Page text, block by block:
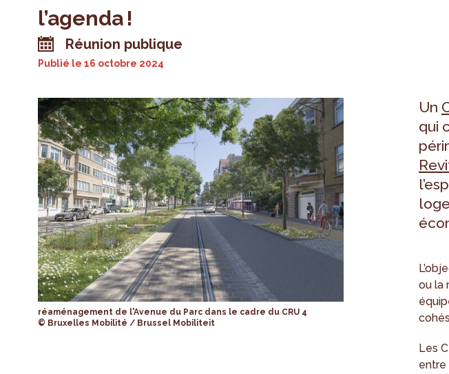
l’agenda !
Réunion publique
Publié le16 octobre 2024
réaménagement de l'Avenue du Parc dans le cadre du CRU 4
© Bruxelles Mobilité / Brussel Mobiliteit
Un
qui
ou la
Les
entre